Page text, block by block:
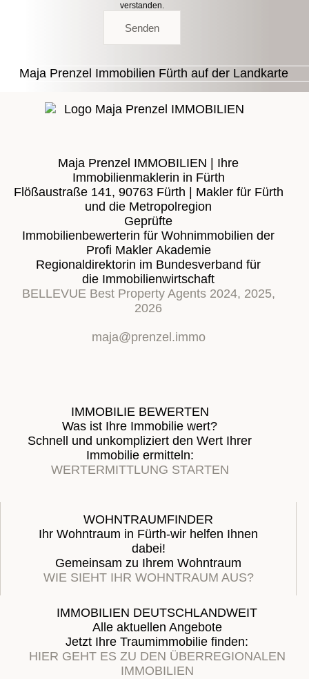
verstanden.
Senden
Maja Prenzel IMMOBILIEN | Ihre
Immobilienmaklerin in Fürth
Flößaustraße 141, 90763 Fürth | Makler für Fürth
und die Metropolregion
Geprüfte
Immobilienbewerterin für Wohnimmobilien der
Profi Makler Akademie
Regionaldirektorin im Bundesverband für
die Immobilienwirtschaft
BELLEVUE Best Property Agents 2024, 2025,
2026
maja@prenzel.immo
IMMOBILIE BEWERTEN
Was ist Ihre Immobilie wert?
Schnell und unkompliziert den Wert Ihrer
Immobilie ermitteln:
WERTERMITTLUNG STARTEN
WOHNTRAUMFINDER
Ihr Wohntraum in Fürth-wir helfen Ihnen
dabei!
Gemeinsam zu Ihrem Wohntraum
WIE SIEHT IHR WOHNTRAUM AUS?
IMMOBILIEN DEUTSCHLANDWEIT
Alle aktuellen Angebote
Jetzt Ihre Traumimmobilie finden:
HIER GEHT ES ZU DEN ÜBERREGIONALEN
IMMOBILIEN